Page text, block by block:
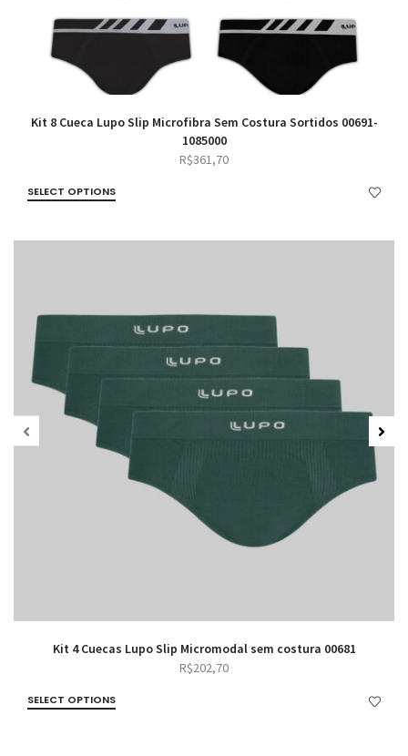
Kit 8 Cueca Lupo Slip Microfibra Sem Costura Sortidos 00691-
1085000
R$361,70
SELECT OPTIONS
Kit 4 Cuecas Lupo Slip Micromodal sem costura 00681
R$202,70
SELECT OPTIONS